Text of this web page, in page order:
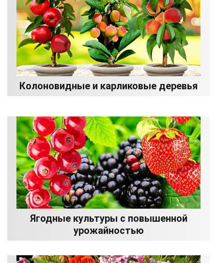
Колоновидные и карликовые деревья
Ягодные культуры с повышенной
урожайностью